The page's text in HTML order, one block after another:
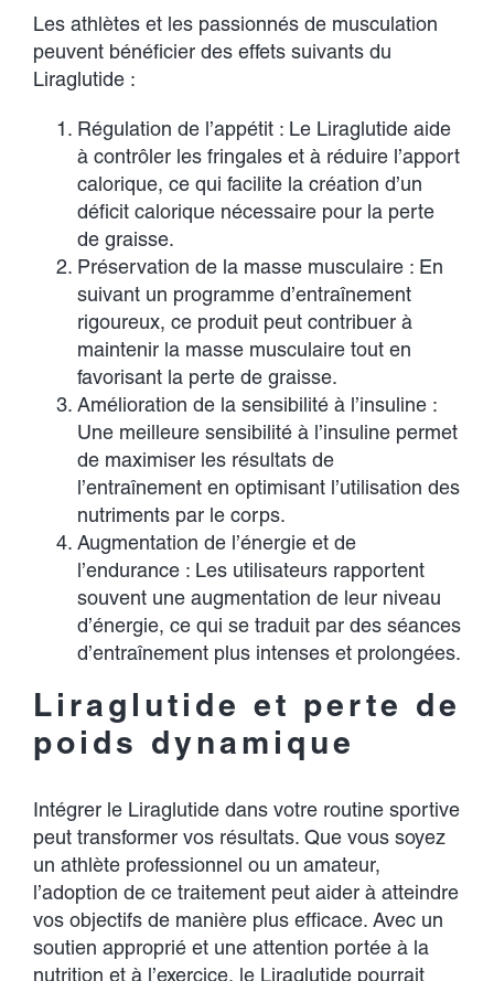
Les athlètes et les passionnés de musculation
peuvent bénéficier des effets suivants du
Liraglutide :
Régulation de l’appétit : Le Liraglutide aide
à contrôler les fringales et à réduire l’apport
calorique, ce qui facilite la création d’un
déficit calorique nécessaire pour la perte
de graisse.
Préservation de la masse musculaire : En
suivant un programme d’entraînement
rigoureux, ce produit peut contribuer à
maintenir la masse musculaire tout en
favorisant la perte de graisse.
Amélioration de la sensibilité à l’insuline :
Une meilleure sensibilité à l’insuline permet
de maximiser les résultats de
l’entraînement en optimisant l’utilisation des
nutriments par le corps.
Augmentation de l’énergie et de
l’endurance : Les utilisateurs rapportent
souvent une augmentation de leur niveau
d’énergie, ce qui se traduit par des séances
d’entraînement plus intenses et prolongées.
Liraglutide et perte de
poids dynamique
Intégrer le Liraglutide dans votre routine sportive
peut transformer vos résultats. Que vous soyez
un athlète professionnel ou un amateur,
l’adoption de ce traitement peut aider à atteindre
vos objectifs de manière plus efficace. Avec un
soutien approprié et une attention portée à la
nutrition et à l’exercice, le Liraglutide pourrait